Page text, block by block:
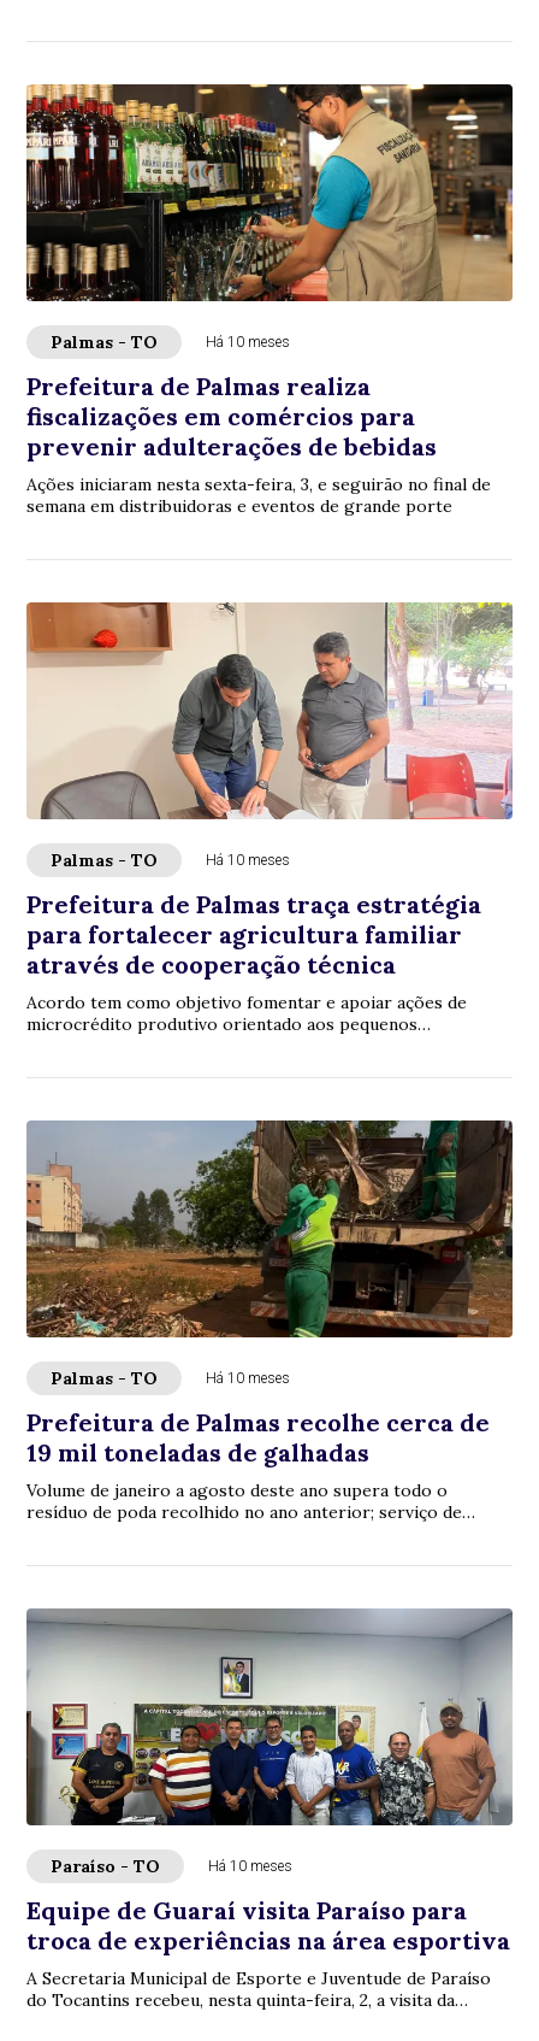
Palmas - TO Há 10 meses
Prefeitura de Palmas realiza
fiscalizações em comércios para
prevenir adulterações de bebidas
Ações iniciaram nesta sexta-feira, 3, e seguirão no final de
semana em distribuidoras e eventos de grande porte
Palmas - TO Há 10 meses
Prefeitura de Palmas traça estratégia
para fortalecer agricultura familiar
através de cooperação técnica
Acordo tem como objetivo fomentar e apoiar ações de
microcrédito produtivo orientado aos pequenos
Palmas - TO Há 10 meses
Prefeitura de Palmas recolhe cerca de
19 mil toneladas de galhadas
Volume de janeiro a agosto deste ano supera todo o
resíduo de poda recolhido no ano anterior; serviço de
Paraíso - TO Há 10 meses
Equipe de Guaraí visita Paraíso para
troca de experiências na área esportiva
A Secretaria Municipal de Esporte e Juventude de Paraíso
do Tocantins recebeu, nesta quinta-feira, 2, a visita da